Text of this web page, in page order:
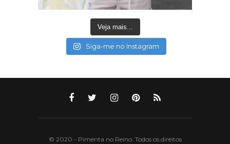
Veja mais...
Siga-me no Instagram
© 2020 - Pimenta no Reino. Todos os direitos